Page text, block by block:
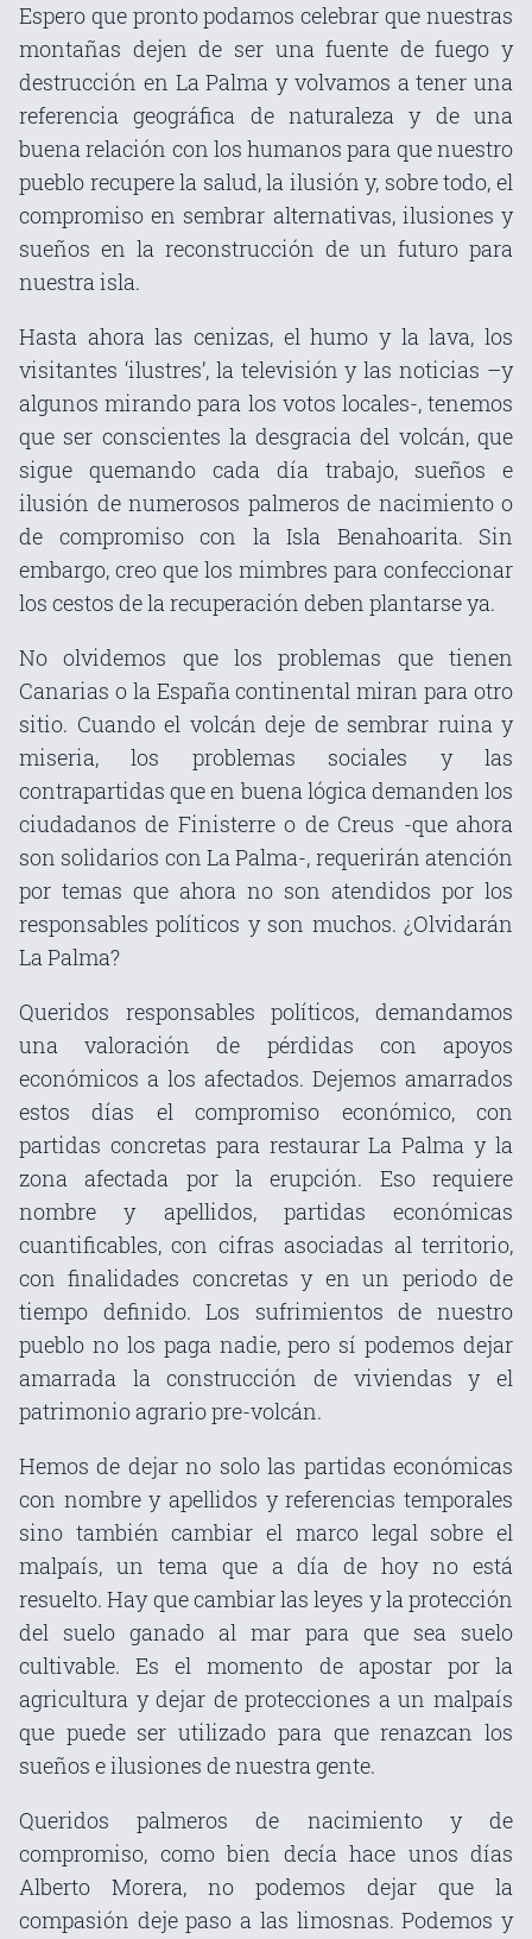
Espero que pronto podamos celebrar que nuestras
montañas dejen de ser una fuente de fuego y
destrucción en La Palma y volvamos a tener una
referencia geográfica de naturaleza y de una
buena relación con los humanos para que nuestro
pueblo recupere la salud, la ilusión y, sobre todo, el
compromiso en sembrar alternativas, ilusiones y
sueños en la reconstrucción de un futuro para
nuestra isla.
Hasta ahora las cenizas, el humo y la lava, los
visitantes ‘ilustres’, la televisión y las noticias –y
algunos mirando para los votos locales-, tenemos
que ser conscientes la desgracia del volcán, que
sigue quemando cada día trabajo, sueños e
ilusión de numerosos palmeros de nacimiento o
de compromiso con la Isla Benahoarita. Sin
embargo, creo que los mimbres para confeccionar
los cestos de la recuperación deben plantarse ya.
No olvidemos que los problemas que tienen
Canarias o la España continental miran para otro
sitio. Cuando el volcán deje de sembrar ruina y
miseria, los problemas sociales y las
contrapartidas que en buena lógica demanden los
ciudadanos de Finisterre o de Creus -que ahora
son solidarios con La Palma-, requerirán atención
por temas que ahora no son atendidos por los
responsables políticos y son muchos. ¿Olvidarán
La Palma?
Queridos responsables políticos, demandamos
una valoración de pérdidas con apoyos
económicos a los afectados. Dejemos amarrados
estos días el compromiso económico, con
partidas concretas para restaurar La Palma y la
zona afectada por la erupción. Eso requiere
nombre y apellidos, partidas económicas
cuantificables, con cifras asociadas al territorio,
con finalidades concretas y en un periodo de
tiempo definido. Los sufrimientos de nuestro
pueblo no los paga nadie, pero sí podemos dejar
amarrada la construcción de viviendas y el
patrimonio agrario pre-volcán.
Hemos de dejar no solo las partidas económicas
con nombre y apellidos y referencias temporales
sino también cambiar el marco legal sobre el
malpaís, un tema que a día de hoy no está
resuelto. Hay que cambiar las leyes y la protección
del suelo ganado al mar para que sea suelo
cultivable. Es el momento de apostar por la
agricultura y dejar de protecciones a un malpaís
que puede ser utilizado para que renazcan los
sueños e ilusiones de nuestra gente.
Queridos palmeros de nacimiento y de
compromiso, como bien decía hace unos días
Alberto Morera, no podemos dejar que la
compasión deje paso a las limosnas. Podemos y